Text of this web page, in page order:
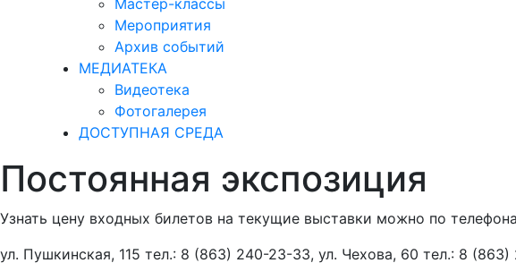
Мастер-классы
Мероприятия
Архив событий
МЕДИАТЕКА
Видеотека
Фотогалерея
ДОСТУПНАЯ СРЕДА
Постоянная экспозиция
Узнать цену входных билетов на текущие выставки можно по
ул. Пушкинская, 115 тел.: 8 (863) 240-23-33, ул. Чехова, 60 тел.: 8